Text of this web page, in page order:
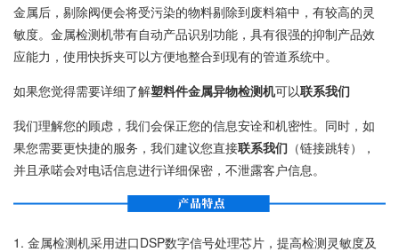
金属后，剔除阀便会将受污染的物料剔除到废料箱中，有较高的灵
敏度。金属检测机带有自动产品识别功能，具有很强的抑制产品效
应能力，使用快拆夹可以方便地整合到现有的管道系统中。
如果您觉得需要详细了解塑料件金属异物检测机可以联系我们
我们理解您的顾虑，我们会保正您的信息安诠和机密性。同时，如
果您需要更快捷的服务，我们建议您直接联系我们 （链接跳转），
并且承喏会对电话信息进行详细保密，不泄露客户信息。
1. 金属检测机采用进口DSP数字信号处理芯片，提高检测灵敏度及